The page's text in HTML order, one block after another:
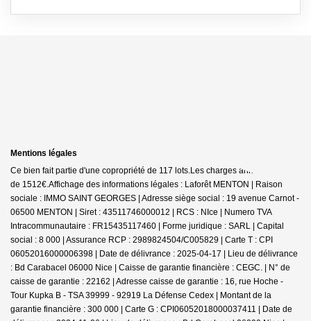
Mentions légales
Ce bien fait partie d'une copropriété de 117 lots.Les charges annuelles sont
de 1512€.Affichage des informations légales : Laforêt MENTON | Raison
sociale : IMMO SAINT GEORGES | Adresse siège social : 19 avenue Carnot -
06500 MENTON | Siret : 43511746000012 | RCS : NIce | Numero TVA
Intracommunautaire : FR15435117460 | Forme juridique : SARL | Capital
social : 8 000 | Assurance RCP : 2989824504/C005829 | Carte T : CPI
06052016000006398 | Date de délivrance : 2025-04-17 | Lieu de délivrance
: Bd Carabacel 06000 Nice | Caisse de garantie financière : CEGC. | N° de
caisse de garantie : 22162 | Adresse caisse de garantie : 16, rue Hoche -
Tour Kupka B - TSA 39999 - 92919 La Défense Cedex | Montant de la
garantie financière : 300 000 | Carte G : CPI06052018000037411 | Date de